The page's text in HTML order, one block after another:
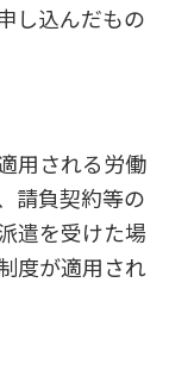
し込んだもの
用される労働
請負契約等の
遣を受けた場
度が適用され